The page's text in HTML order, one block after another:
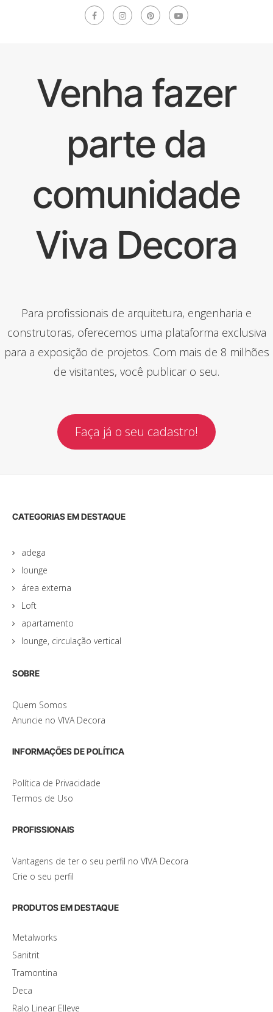
Venha fazer
parte da
comunidade
Viva Decora
Para profissionais de arquitetura, engenharia e
construtoras, oferecemos uma plataforma exclusiva
para a exposição de projetos. Com mais de 8 milhões
de visitantes, você publicar o seu.
Faça já o seu cadastro!
CATEGORIAS EM DESTAQUE
adega
lounge
área externa
Loft
apartamento
lounge, circulação vertical
SOBRE
Quem Somos
Anuncie no VIVA Decora
INFORMAÇÕES DE POLÍTICA
Política de Privacidade
Termos de Uso
PROFISSIONAIS
Vantagens de ter o seu perfil no VIVA Decora
Crie o seu perfil
PRODUTOS EM DESTAQUE
Metalworks
Sanitrit
Tramontina
Deca
Ralo Linear Elleve